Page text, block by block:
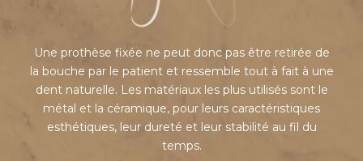
Une prothèse fixée ne peut donc pas être retirée de
la bouche par le patient et ressemble tout à fait à une
dent naturelle. Les matériaux les plus utilisés sont le
métal et la céramique, pour leurs caractéristiques
esthétiques, leur dureté et leur stabilité au fil du
temps.